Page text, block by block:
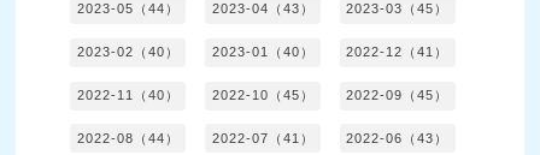
2023-05（44） 2023-04（43） 2023-03（45）
2023-02（40） 2023-01（40） 2022-12（41）
2022-11（40） 2022-10（45） 2022-09（45）
2022-08（44） 2022-07（41） 2022-06（43）